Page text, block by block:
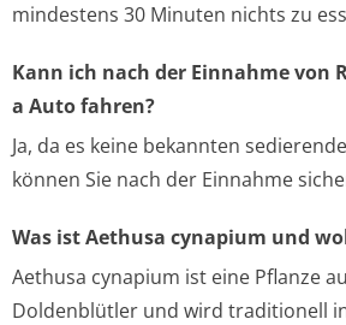
mindestens 30 Minuten nichts zu
Kann ich nach der Einnahme von
a Auto fahren?
Ja, da es keine bekannten
können Sie nach der Einnahme
Was ist Aethusa cynapium und
Aethusa cynapium ist eine Pflanze
Doldenblütler und wird traditionell